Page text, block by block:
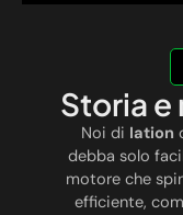
Storia e
Noi di Iation
debba solo
motore che
efficiente,